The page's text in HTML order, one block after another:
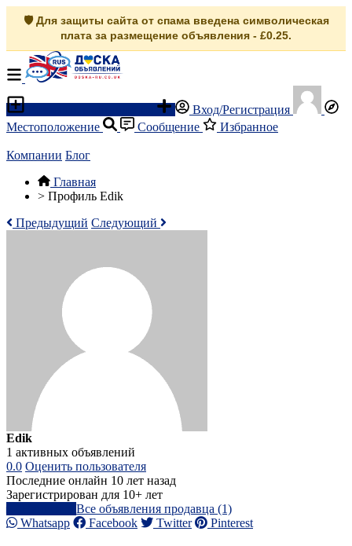
🛡️ Для защиты сайта от спама введена символическая
плата за размещение объявления - £0.25.
Вход/Регистрация
Местоположение
Сообщение Избранное
Компании Блог
Главная
> Профиль Edik
Предыдущий Следующий
Edik
1 активных объявлений
0.0 Оценить пользователя
Последние онлайн 10 лет назад
Зарегистрирован для 10+ лет
Все объявления продавца (1)
Whatsapp
Facebook Twitter Pinterest